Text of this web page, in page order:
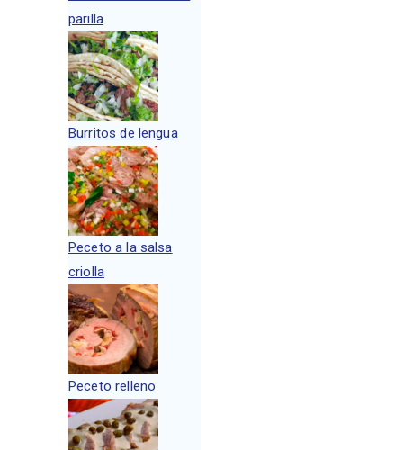
parilla
Burritos de lengua
Peceto a la salsa
criolla
Peceto relleno